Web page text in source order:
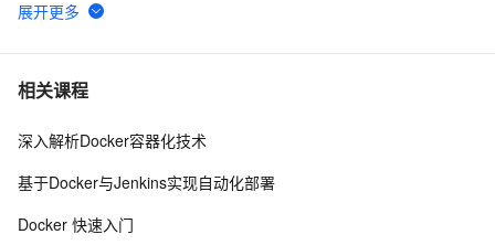
6 『Docker』在Docker快速部署.NET Core项目
7 Ubuntu Docker 安装和配置 GitLab CI 持续集成
8 Docker详解（十五）——Docker静态IP地址配置
相关课程
深入解析Docker容器化技术
基于Docker与Jenkins实现自动化部署
Docker 快速入门